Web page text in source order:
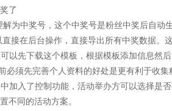
了
中奖号，这个中奖号是粉丝中奖后自动
接在后台操作，直接导出所有中奖数据。
以先下载这个模板，根据模板添加信息然后
须先完善个人资料的好处是更有利于收集
加入了控制功能，活动举办方可以选择是
不同的活动方案。